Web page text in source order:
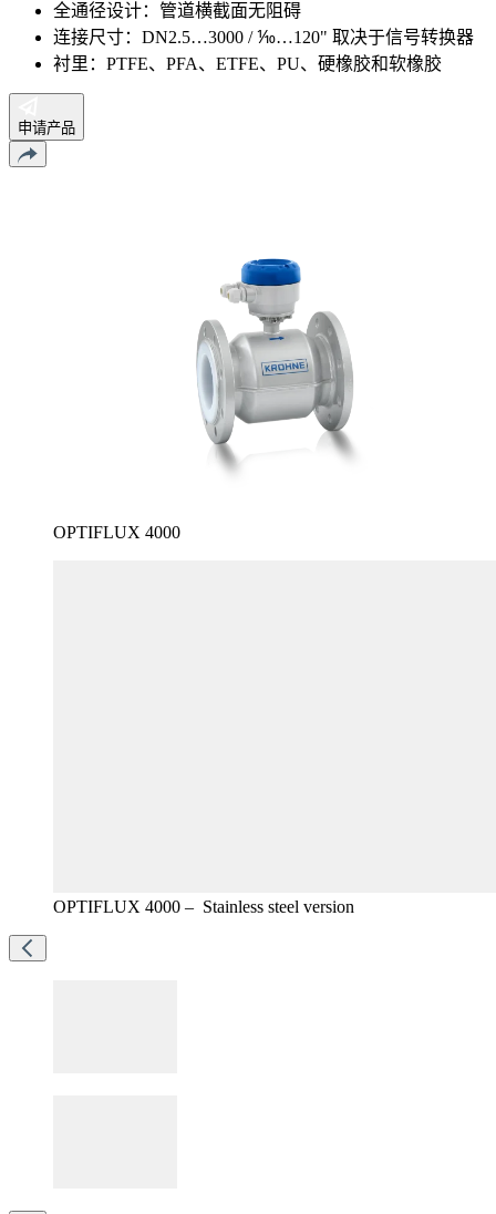
全通径设计：管道横截面无阻碍
连接尺寸：DN2.5…3000 / ⅒…120" 取决于信号转换器
衬里：PTFE、PFA、ETFE、PU、硬橡胶和软橡胶
申请产品
OPTIFLUX 4000
OPTIFLUX 4000 – Stainless steel version